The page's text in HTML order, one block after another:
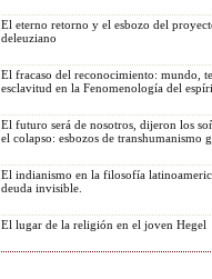
El eterno retorno y el esbozo del
deleuziano
El fracaso del reconocimiento: mundo,
esclavitud en la Fenomenología del
El futuro será de nosotros, dijeron los
el colapso: esbozos de transhumanismo
El indianismo en la filosofía
deuda invisible.
El lugar de la religión en el joven Hegel